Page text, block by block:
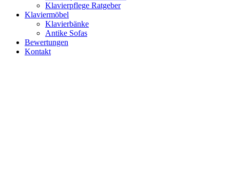
Klavierpflege Ratgeber
Klaviermöbel
Klavierbänke
Antike Sofas
Bewertungen
Kontakt